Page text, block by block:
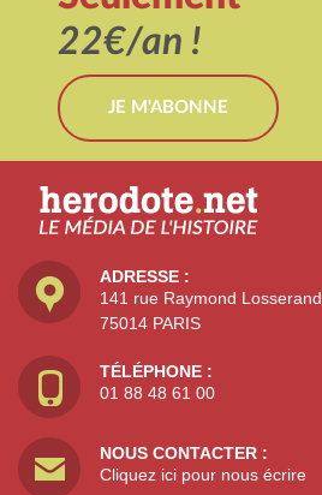
22€/an !
JE M'ABONNE
ADRESSE :
141 rue Raymond Losserand
75014 PARIS
TÉLÉPHONE :
01 88 48 61 00
NOUS CONTACTER :
Cliquez ici pour nous écrire